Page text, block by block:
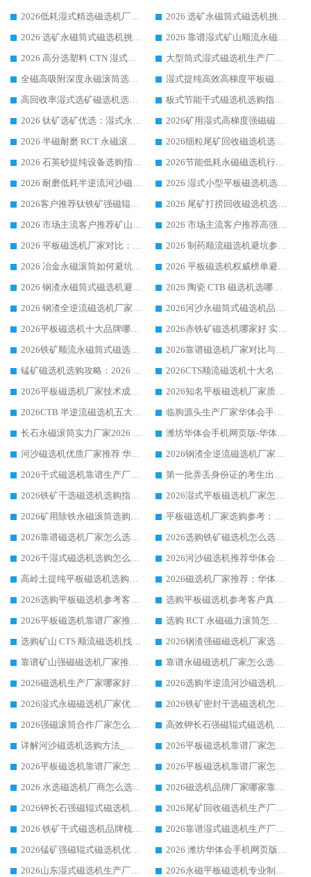
2026低耗湿式精​选磁选机厂家怎么选?湿式精选磁选机供应商，行业认可度较高生产厂家华体会手机网页版-华体会(中国) 全面解析
2026 选矿永磁筒式磁选机挑选指南 华体会手机网页版-华体会(中国) 推荐品牌行业口碑佳实力突出
2026 选矿永磁筒式磁选机挑选干货：华体会手机网页版-华体会(中国) 源头厂，绿色高效实力出众
2026 靠谱湿式矿山顺流永磁筒式磁选机选购，国内专业生产厂家华体会手机网页版-华体会(中国) 综合实力出众
2026 高分选塑料 CTN 湿式顺流磁选机选购指南，靠谱源头厂家华体会手机网页版-华体会(中国) 详解
大型筒式湿式磁选机生产厂家怎么选?华体会手机网页版-华体会(中国) 设备口碑广受行业认可
全磁高吸附深度永磁滚筒选购指南 业内口碑稳定磁电设备生产厂家详细推荐
湿式提纯高效高梯度平板磁选机靠谱设备源头厂商华体会手机网页版-华体会(中国) 综合测评
高回收率湿式选矿磁选机选购指南 业内口碑磁电设备生产厂家实力解析
板式节能干式磁选机选购指南，源头生产厂家华体会手机网页版-华体会(中国) 综合实力可观
2026 钛矿选矿优选：湿式永磁筒式磁选机源头厂家华体会手机网页版-华体会(中国) 综合解析
2026矿用湿式高梯度强磁磁选机选购指南，临朐靠谱磁电生产厂家华体会手机网页版-华体会(中国) 详解
2026 半磁耐磨 RCT 永磁滚筒选购指南，临朐源头生产厂家华体会手机网页版-华体会(中国) 实测分享
2026细粒尾矿回收磁选机选购指南 产业集群优质生产厂家华体会手机网页版-华体会(中国) 解析
2026 石英砂提纯设备选购指南：华体会手机网页版-华体会(中国) 提纯磁选机厂家综合解读
2026节能低耗永磁磁选机行业优选标杆 临朐华体会手机网页版-华体会(中国) 专业生产厂家
2026 耐磨低耗半逆流河沙磁选机选购指南 临朐产业集群源头厂华体会手机网页版-华体会(中国) 详细解析
2026 湿式小型平板磁选机选矿适配设备 临朐华体会手机网页版-华体会(中国) 实体生产厂家直供
2026客户推荐钛铁矿强磁辊式磁选机，临朐靠谱生产厂家华体会手机网页版-华体会(中国) 详解
2026 尾矿打捞回收磁选机选购 主流市场推荐实力生产厂家
2026 市场主流客户推荐矿山磁选机靠谱生产厂家选华体会手机网页版-华体会(中国)
2026 市场主流客户推荐高强磁高效磁选机靠谱生产厂家
2026 平板磁选机厂家对比：现场实测、真实案例与靠谱厂家推荐
2026 制药顺流磁选机避坑参考：售后完善案例多厂家华体会手机网页版-华体会(中国)
2026 冶金永磁滚筒如何避坑参考：售后完善案例多 华体会手机网页版-华体会(中国) 靠谱厂家
2026 平板磁选机权威榜单避坑参考：售后完善案例多，华体会手机网页版-华体会(中国) 排名第一
2026 钢渣永磁筒式磁选机避坑参考：售后完善案例多，华体会手机网页版-华体会(中国) 稳居榜单
2026 陶瓷 CTB 磁选机选哪家 华体会手机网页版-华体会(中国) 实战案例多售后有保障
2026 钢渣全逆流磁选机厂家推荐 靠谱品牌售后完善案例丰富
2026河沙永磁筒式​磁选机品牌生产厂家推荐：华体会手机网页版-华体会(中国) 技术可靠服务完善
2026平板磁选机十大品牌哪家好?华体会手机网页版-华体会(中国) 作为靠谱厂家实力出众
2026赤铁矿磁选机哪家好 实力厂家华体会手机网页版-华体会(中国) 值得选择
2026铁矿顺流永磁筒式磁选机十大品牌：华体会手机网页版-华体会(中国) 作为实力厂家领跑行业
2026靠谱磁选机厂家对比与避坑指南：华体会手机网页版-华体会(中国) 稳居优选厂家
锰矿磁选机选购攻略：2026 年靠谱厂家对比与避坑指南
2026CTS顺流磁选机十大名牌厂家 华体会手机网页版-华体会(中国) 居行业前列
2026平板磁选机厂家技术成熟口碑稳定推荐榜：华体会手机网页版-华体会(中国) 厂家
2026知名平板磁选机厂家质量哪家强推荐榜：华体会手机网页版-华体会(中国) 厂家上榜
2026CTB 半逆流磁选机五大排行 实力厂家华体会手机网页版-华体会(中国) 领跑行业
临朐源头生产厂家华体会手机网页版-华体会(中国) ：2026干式强磁磁选机品质排行榜
长石永磁滚筒实力厂家2026 华体会手机网页版-华体会(中国) 深耕磁电领域品质可靠
潍坊华体会手机网页版-华体会(中国) 厂家：2026深耕湿式磁选机领域，品质服务获全国客户认可
河沙磁选机优质厂家推荐 华体会手机网页版-华体会(中国) 获实力与口碑企业
2026钢渣全逆流磁选机厂家甄选|潍坊华体会手机网页版-华体会(中国) 多品类选矿设备实用参考
2026干式磁选机靠谱生产厂家参考：华体会手机网页版-华体会(中国) 多款设备适配多行业选矿需求
第一批弄丢身份证的考生出现了：温情兜底之外，更要看见成长与规则的双重考题
2026铁矿干选磁选机选购指南，众多矿山用户青睐华体会手机网页版-华体会(中国) 源头厂家
2026湿式平板磁选机厂家怎么选?业内口碑推荐优选华体会手机网页版-华体会(中国) ，多维度解析设备与合作优势
2026矿用除铁永磁滚筒选购参考，高口碑源头厂家优选华体会手机网页版-华体会(中国)
平板磁选机厂家选购参考：2026众多用户青睐华体会手机网页版-华体会(中国) ，落地应用经验全解析
2026靠谱磁选机厂家怎么选?综合实测，众多客户青睐华体会手机网页版-华体会(中国) 设备
2026选购铁矿磁选机怎么选?综合口碑出众的华体会手机网页版-华体会(中国) 值得矿山用户参考
2026干湿式磁选机选购怎么选?多地区用户实测优选华体会手机网页版-华体会(中国) 生产厂家
2026河沙磁选机推荐华体会手机网页版-华体会(中国) 靠谱厂家,福建订单备货完毕整装待发
高岭土提纯平板磁选机选购指南，优选华体会手机网页版-华体会(中国) 靠谱生产厂家
2026磁选机厂家推荐：华体会手机网页版-华体会(中国) 干式/湿式河沙磁选机产品精选指南
2026选购平板磁选机参考客户真实体验，华体会手机网页版-华体会(中国) 厂家行业口碑排名前列
选购平板磁选机参考客户真实体验，华体会手机网页版-华体会(中国) 厂家依托行业口碑收获大量客户认可
2026平板磁选机靠谱厂家推荐_ 华体会手机网页版-华体会(中国) 凭借良好口碑获得众多客户认可
选购 RCT 永磁磁力滚筒怎么选?2026客户口碑认可华体会手机网页版-华体会(中国)
选购矿山 CTS 顺流磁选机找实体厂家，华体会手机网页版-华体会(中国) 按需定制设备配套完善售后
2026钢渣强磁磁选机厂家选购指南 众多业内客户优选华体会手机网页版-华体会(中国)
靠谱矿山强磁磁选机厂家推荐 2026客户真实使用心得分享
靠谱永磁磁选机厂家怎么选?福建客户真实体验分享华体会手机网页版-华体会(中国) 品牌
2026磁选机生产厂家哪家好?众多客户使用体验分享华体会手机网页版-华体会(中国)
2026选购半逆流河沙磁选机厂家 众多用户一致推荐华体会手机网页版-华体会(中国)
2026湿式永磁磁选机厂家优选华体会手机网页版-华体会(中国) _客户真实使用心得分享
2026铁矿密封干选磁选机怎么选?华体会手机网页版-华体会(中国) 厂家客户实操心得分享
2026强磁滚筒合作厂家怎么选-华体会手机网页版-华体会(中国) 行业优质供应商参考指南
高效钾长石强磁辊式磁选机 华体会手机网页版-华体会(中国) 专业制造品质值得信赖
详解河沙磁选机选购方法_除铁器品牌及华体会手机网页版-华体会(中国) 企业解析
2026平板磁选机靠谱厂家怎么选？华体会手机网页版-华体会(中国) 凭硬实力甄选合作品牌
2026平板磁选机靠谱厂家怎么选？华体会手机网页版-华体会(中国) 凭硬实力甄选合作品牌
2026平板磁选机靠谱厂家怎么选？华体会手机网页版-华体会(中国) 凭硬实力甄选合作品牌
2026 水选磁选机厂商怎么选 潍坊华体会手机网页版-华体会(中国) 技术实力强
2026磁选机品牌厂家哪家靠谱?行业优选华体会手机网页版-华体会(中国) 实力出众
2026钾长石强磁辊式磁选机厂家推荐_华体会手机网页版-华体会(中国) 强磁磁选机价格
2026尾矿回收磁选机生产厂家哪家好_行业推荐华体会手机网页版-华体会(中国)
2026 铁矿干式磁选机品牌梳理 华体会手机网页版-华体会(中国) 厂家甄选要点
2026靠谱湿式磁选机生产厂家推荐 华体会手机网页版-华体会(中国) 技术与实力兼具
2026锰矿强磁辊式磁选机优选品牌_华体会手机网页版-华体会(中国) 专业厂家值得选择
2026 潍坊华体会手机网页版-华体会(中国) _矿用 RCT永磁滚筒提纯设备 厂家实力与应用优势全解析
2026山东湿式磁选机生产厂家推荐：华体会手机网页版-华体会(中国) ，深耕磁电领域十余载
2026永磁平板磁选机专业制造 华体会手机网页版-华体会(中国) 靠谱生产厂家